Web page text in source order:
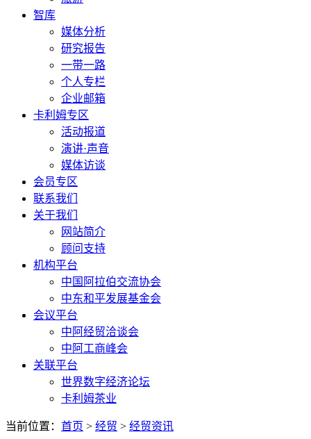
智库
媒体分析
研究报告
一带一路
个人专栏
企业邮箱
卡利姆专区
活动报道
演讲·声音
媒体访谈
会员专区
联系我们
关于我们
网站简介
顾问支持
机构平台
中国阿拉伯交流协会
中东和平发展基金会
会议平台
中阿经贸洽谈会
中阿工商峰会
关联平台
世界数字经济论坛
卡利姆茶业
当前位置： 首页 > 经贸 > 经贸资讯